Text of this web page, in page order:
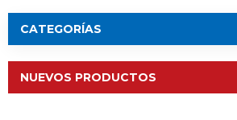
CATEGORÍAS
NUEVOS PRODUCTOS